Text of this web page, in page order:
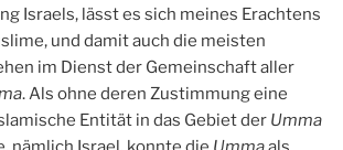
Israels, lässt es sich meines Erachtens
und damit auch die meisten
im Dienst der Gemeinschaft aller
. Als ohne deren Zustimmung eine
Entität in das Gebiet der Umma